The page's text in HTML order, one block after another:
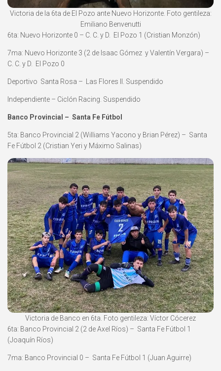
Victoria de la 6ta de El Pozo ante Nuevo Horizonte. Foto gentileza:
Emiliano Benvenutti
6ta: Nuevo Horizonte 0 – C. C. y D. El Pozo 1 (Cristian Monzón)
7ma: Nuevo Horizonte 3 (2 de Isaac Gómez y Valentín Vergara) –
C. C. y D. El Pozo 0
Deportivo Santa Rosa – Las Flores II. Suspendido
Independiente – Ciclón Racing. Suspendido
Banco Provincial – Santa Fe Fútbol
5ta: Banco Provincial 2 (Williams Yacono y Brian Pérez) – Santa
Fe Fútbol 2 (Cristian Yeri y Máximo Salinas)
Victoria de Banco en 6ta. Foto gentileza: Víctor Cócerez
6ta: Banco Provincial 2 (2 de Axel Ríos) – Santa Fe Fútbol 1
(Joaquín Ríos)
7ma: Banco Provincial 0 – Santa Fe Fútbol 1 (Juan Aguirre)